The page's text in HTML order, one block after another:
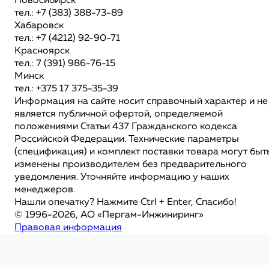
тел.: +7 (383) 388-73-89
Хабаровск
тел.: +7 (4212) 92-90-71
Красноярск
тел.: 7 (391) 986-76-15
Минск
тел.: +375 17 375-35-39
Информация на сайте носит справочный характер и не
является публичной офертой, определяемой
положениями Статьи 437 Гражданского кодекса
Российской Федерации. Технические параметры
(спецификация) и комплект поставки товара могут
изменены производителем без предварительного
уведомления. Уточняйте информацию у наших
менеджеров.
Нашли опечатку? Нажмите Ctrl + Enter, Спасибо!
© 1996-2026, АО «Пергам-Инжиниринг»
Правовая информация